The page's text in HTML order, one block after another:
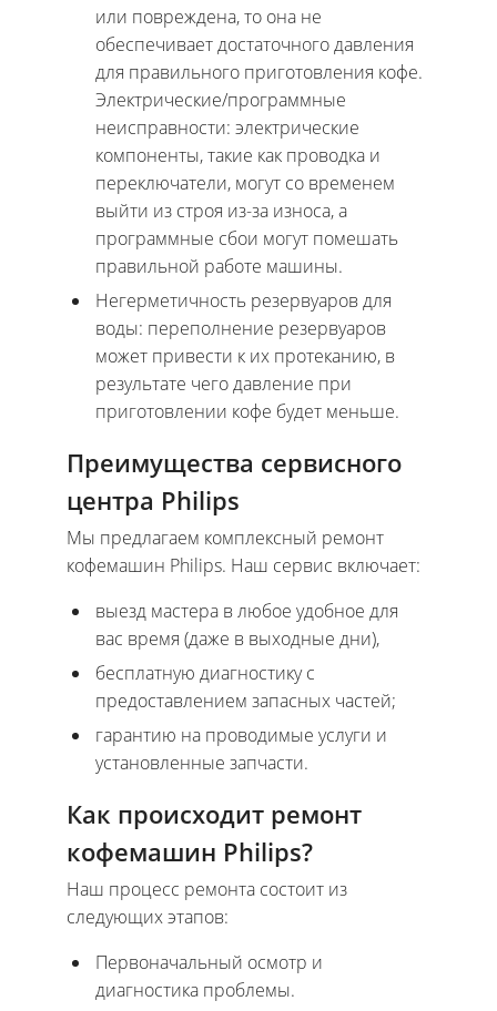
или повреждена, то она не
обеспечивает достаточного давления
для правильного приготовления кофе.
Электрические/программные
неисправности: электрические
компоненты, такие как проводка и
переключатели, могут со временем
выйти из строя из-за износа, а
программные сбои могут помешать
правильной работе машины.
Негерметичность резервуаров для
воды: переполнение резервуаров
может привести к их протеканию, в
результате чего давление при
приготовлении кофе будет меньше.
Преимущества сервисного
центра Philips
Мы предлагаем комплексный ремонт
кофемашин Philips. Наш сервис включает:
выезд мастера в любое удобное для
вас время (даже в выходные дни),
бесплатную диагностику с
предоставлением запасных частей;
гарантию на проводимые услуги и
установленные запчасти.
Как происходит ремонт
кофемашин Philips?
Наш процесс ремонта состоит из
следующих этапов:
Первоначальный осмотр и
диагностика проблемы.